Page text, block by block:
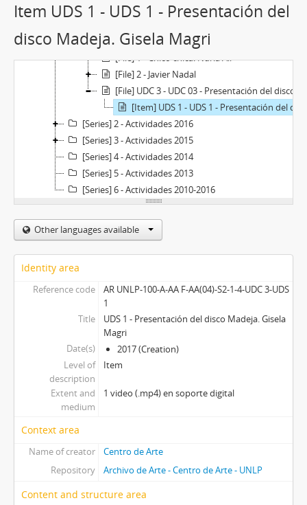
Item UDS 1 - UDS 1 - Presentación del
disco Madeja. Gisela Magri
[Subseries] 02 - Artes escénicas
[Subseries] 4 - Música
[File] 1 - Chico chica. Nuria Alí
[File] 2 - Javier Nadal
[File] UDC 3 - UDC 03 - Presentación del disco Madeja
[Item] UDS 1 - UDS 1 - Presentación del disco Madeja. Gisela Magri
[Series] 2 - Actividades 2016
[Series] 3 - Actividades 2015
[Series] 4 - Actividades 2014
[Series] 5 - Actividades 2013
[Series] 6 - Actividades 2010-2016
Other languages available
Identity area
Reference code
AR UNLP-100-A-AA F-AA(04)-S2-1-4-UDC 3-UDS
1
Title
UDS 1 - Presentación del disco Madeja. Gisela
Magri
Date(s)
2017 (Creation)
Level of
description
Item
Extent and
medium
1 video (.mp4) en soporte digital
Context area
Name of creator
Centro de Arte
Repository
Archivo de Arte - Centro de Arte - UNLP
Content and structure area